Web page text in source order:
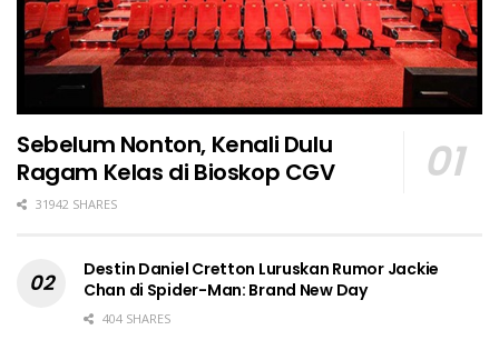
Sebelum Nonton, Kenali Dulu
Ragam Kelas di Bioskop CGV
31942 SHARES
Destin Daniel Cretton Luruskan Rumor Jackie
Chan di Spider-Man: Brand New Day
404 SHARES